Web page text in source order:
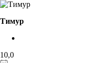
Тимур
10,0